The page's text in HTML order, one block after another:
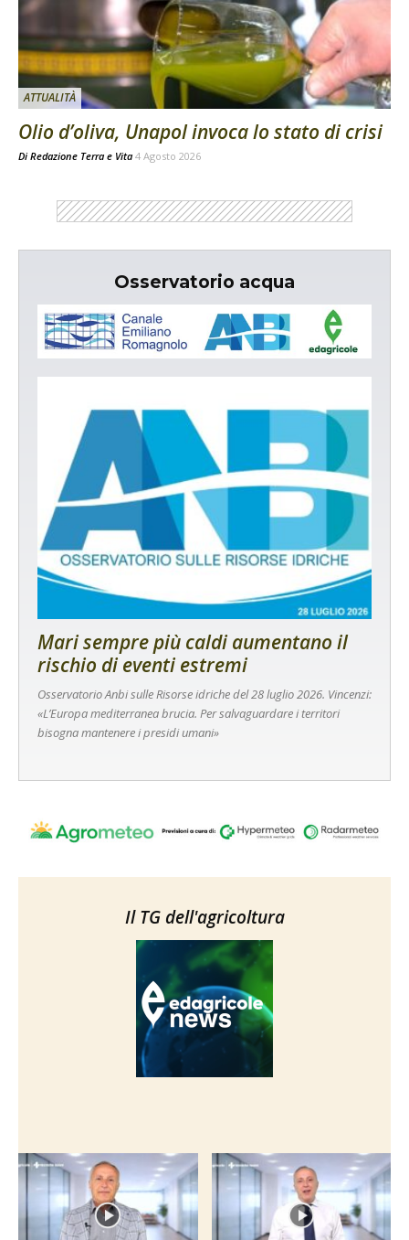
ATTUALITÀ
Olio d’oliva, Unapol invoca lo stato di crisi
Di Redazione Terra e Vita 4 Agosto 2026
Osservatorio acqua
Mari sempre più caldi aumentano il
rischio di eventi estremi
Osservatorio Anbi sulle Risorse idriche del 28 luglio 2026. Vincenzi:
«L’Europa mediterranea brucia. Per salvaguardare i territori
bisogna mantenere i presidi umani»
Il TG dell'agricoltura